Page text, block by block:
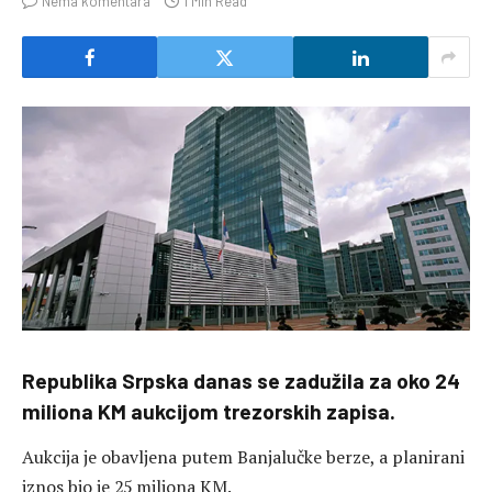
Republika Srpska danas se zadužila za oko 24
miliona KM aukcijom trezorskih zapisa.
Aukcija je obavljena putem Banjalučke berze, a planirani
iznos bio je 25 miliona KM.